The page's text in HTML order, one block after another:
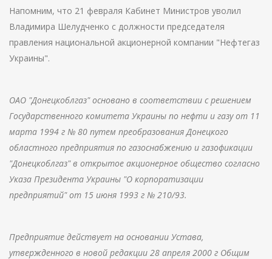
Напомним, что 21 февраля Кабинет Министров уволил
Владимира Шелудченко с должности председателя
правления национальной акционерной компании "Нефтегаз
Украины".
ОАО "Донецкоблгаз" основано в соответствии с решением
Государственного комитета Украины по нефти и газу от 11
марта 1994 г № 80 путем преобразования Донецкого
областного предприятия по газоснабжению и газофикации
"Донецкоблгаз" в открытое акционерное общество согласно
Указа Президента Украины "О корпоратизации
предприятий" от 15 июня 1993 г № 210/93.
Предприятие действует на основании Устава,
утвержденного в новой редакции 28 апреля 2000 г Общим